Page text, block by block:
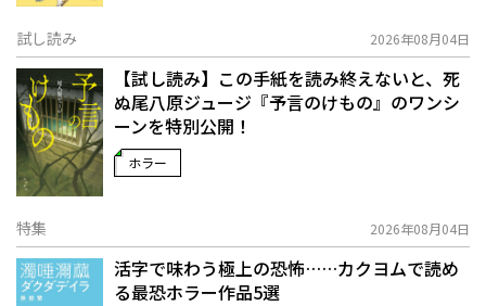
試し読み 2026年08月04日
【試し読み】この手紙を読み終えないと、死
ぬ――尾八原ジュージ『予言のけもの』のワンシ
ーンを特別公開！
ホラー
特集 2026年08月04日
活字で味わう極上の恐怖……カクヨムで読め
る最恐ホラー作品5選